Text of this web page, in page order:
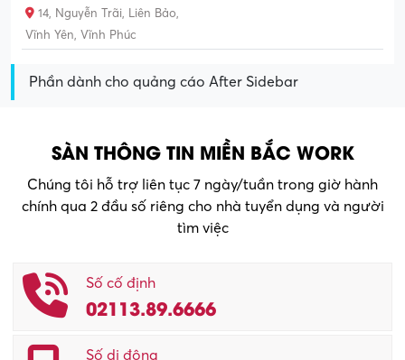
14, Nguyễn Trãi, Liên Bảo,
Vĩnh Yên, Vĩnh Phúc
Phần dành cho quảng cáo After Sidebar
SÀN THÔNG TIN MIỀN BẮC WORK
Chúng tôi hỗ trợ liên tục 7 ngày/tuần trong giờ hành
chính qua 2 đầu số riêng cho nhà tuyển dụng và người
tìm việc
Số cố định
02113.89.6666
Số di động